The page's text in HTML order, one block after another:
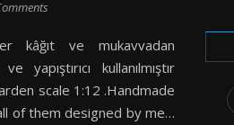
kâğıt ve mukavvadan
yapıştırıcı kullanılmıştır
scale 1:12 .Handmade
of them designed by me…